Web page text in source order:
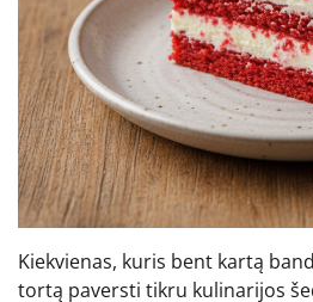
Kiekvienas, kuris bent kartą
tortą paversti tikru kulinarijos